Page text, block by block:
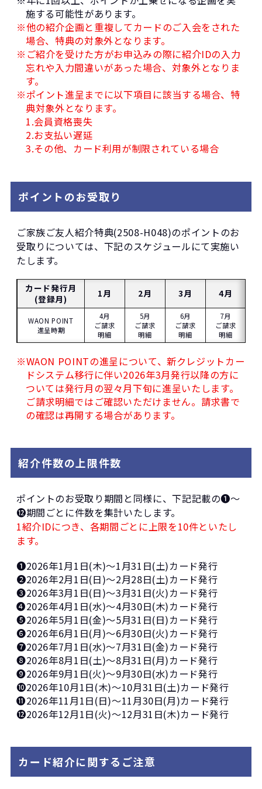
施する可能性があります。
※他の紹介企画と重複してカードのご入会をされた
場合、特典の対象外となります。
※ご紹介を受けた方がお申込みの際に紹介IDの入力
忘れや入力間違いがあった場合、対象外となりま
す。
※ポイント進呈までに以下項目に該当する場合、特
典対象外となります。
1.会員資格喪失
2.お支払い遅延
3.その他、カード利用が制限されている場合
ポイントのお受取り
ご家族ご友人紹介特典(2508-H048)のポイントのお
受取りについては、下記のスケジュールにて実施い
たします。
カード発行月
(登録月)
1月 2月 3月 4月
WAON POINT
進呈時期
4月
ご請求
明細
5月
ご請求
明細
6月
ご請求
明細
7月
ご請求
明細
※WAON POINTの進呈について、新クレジットカー
ドシステム移行に伴い2026年3月発行以降の方に
ついては発行月の翌々月下旬に進呈いたします。
ご請求明細ではご確認いただけません。請求書で
の確認は再開する場合があります。
紹介件数の上限件数
ポイントのお受取り期間と同様に、下記記載の➊～
⓬期間ごとに件数を集計いたします。
1紹介IDにつき、各期間ごとに上限を10件といたし
ます。
❶2026年1月1日(木)～1月31日(土)カード発行
❷2026年2月1日(日)～2月28日(土)カード発行
❸2026年3月1日(日)～3月31日(火)カード発行
❹2026年4月1日(水)～4月30日(木)カード発行
❺2026年5月1日(金)～5月31日(日)カード発行
❻2026年6月1日(月)～6月30日(火)カード発行
❼2026年7月1日(水)～7月31日(金)カード発行
❽2026年8月1日(土)～8月31日(月)カード発行
❾2026年9月1日(火)～9月30日(水)カード発行
➓2026年10月1日(木)～10月31日(土)カード発行
⓫2026年11月1日(日)～11月30日(月)カード発行
⓬2026年12月1日(火)～12月31日(木)カード発行
カード紹介に関するご注意